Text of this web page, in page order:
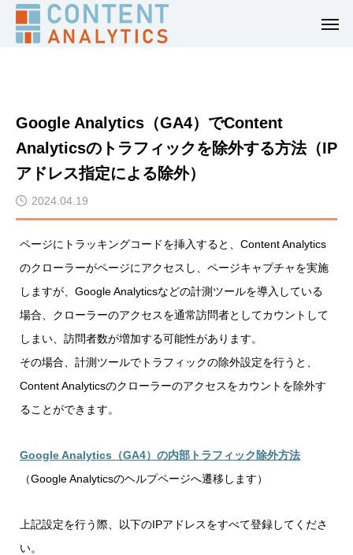
Google Analytics（GA4）でContent
Analyticsのトラフィックを除外する方法（IP
アドレス指定による除外）
2024.04.19
ページにトラッキングコードを挿入すると、Content Analytics
のクローラーがページにアクセスし、ページキャプチャを実施
しますが、Google Analyticsなどの計測ツールを導入している
場合、クローラーのアクセスを通常訪問者としてカウントして
しまい、訪問者数が増加する可能性があります。
その場合、計測ツールでトラフィックの除外設定を行うと、
Content Analyticsのクローラーのアクセスをカウントを除外す
ることができます。
Google Analytics（GA4）の内部トラフィック除外方法
（Google Analyticsのヘルプページへ遷移します）
上記設定を行う際、以下のIPアドレスをすべて登録してくださ
い。